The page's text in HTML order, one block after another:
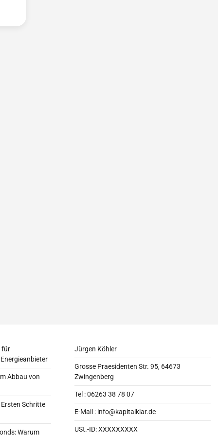
für
Abbau von
Schritte
Warum
Jürgen Köhler
Grosse Praesidenten Str. 95, 64673
Zwingenberg
Tel : 06263 38 78 07
E-Mail : info@kapitalklar.de
USt.-ID: XXXXXXXXX